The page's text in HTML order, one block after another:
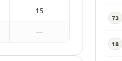
15
—
73
18